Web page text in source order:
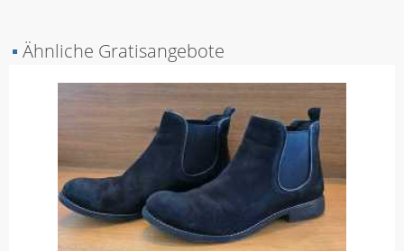
▪ Ähnliche Gratisangebote